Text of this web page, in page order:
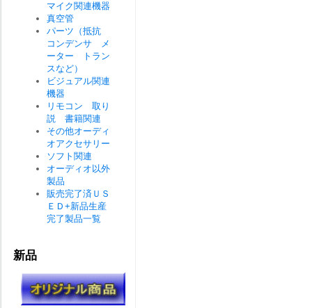
マイク関連機器
真空管
パーツ（抵抗
コンデンサ メ
ーター トラン
スなど）
ビジュアル関連
機器
リモコン 取り
説 書籍関連
その他オーディ
オアクセサリー
ソフト関連
オーディオ以外
製品
販売完了済ＵＳ
ＥＤ+新品生産
完了製品一覧
新品